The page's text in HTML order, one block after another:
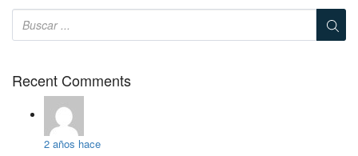
Recent Comments
2 años hace